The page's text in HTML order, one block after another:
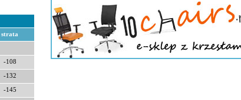
strata
-108
-132
-145